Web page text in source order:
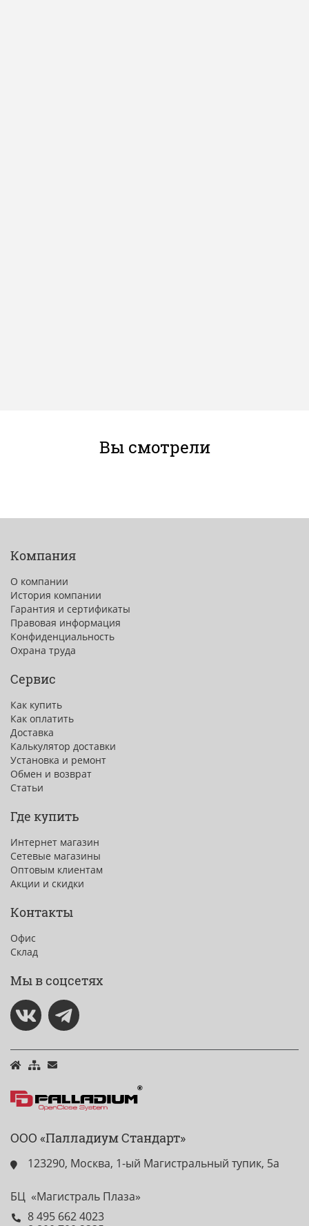
Вы смотрели
Компания
О компании
История компании
Гарантия и сертификаты
Правовая информация
Конфиденциальность
Охрана труда
Сервис
Как купить
Как оплатить
Доставка
Калькулятор доставки
Установка и ремонт
Обмен и возврат
Статьи
Где купить
Интернет магазин
Сетевые магазины
Оптовым клиентам
Акции и скидки
Контакты
Офис
Склад
Мы в соцсетях
ООО «Палладиум Стандарт»
123290, Москва, 1-ый Магистральный тупик, 5а
БЦ «Магистраль Плаза»
8 495 662 4023